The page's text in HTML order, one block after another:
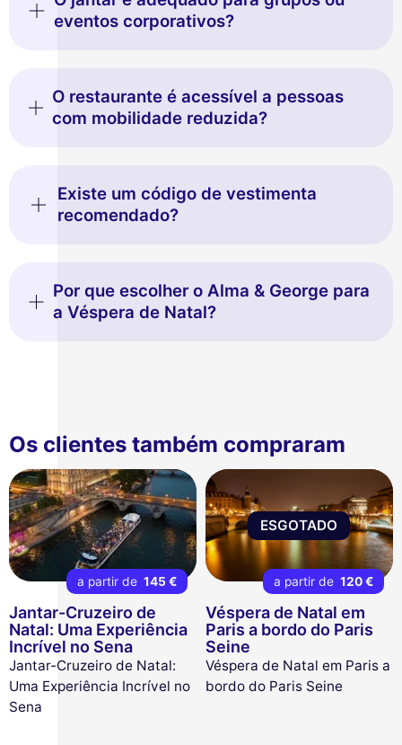
eventos corporativos?
O restaurante é acessível a pessoas
com mobilidade reduzida?
Existe um código de vestimenta
recomendado?
Por que escolher o Alma & George para
a Véspera de Natal?
Os clientes também compraram
a partir de 145 €
Jantar-Cruzeiro de
Natal: Uma Experiência
Incrível no Sena
Jantar-Cruzeiro de Natal:
Uma Experiência Incrível no
Sena
ESGOTADO
a partir de 120 €
Véspera de Natal em
Paris a bordo do Paris
Seine
Véspera de Natal em Paris a
bordo do Paris Seine